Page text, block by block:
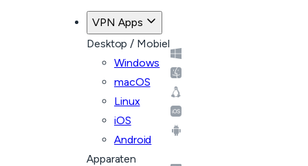
VPN Apps
Desktop / Mobiel
Windows
macOS
Linux
iOS
Android
Apparaten